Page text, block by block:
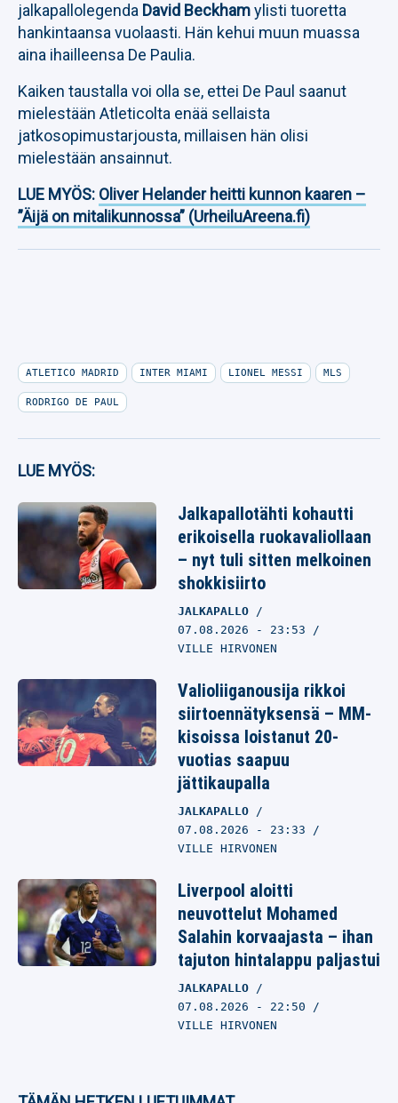
jalkapallolegenda David Beckhamylisti tuoretta
hankintaansa vuolaasti. Hän kehui muun muassa
aina ihailleensa De Paulia.
Kaiken taustalla voi olla se, ettei De Paul saanut
mielestään Atleticolta enää sellaista
jatkosopimustarjousta, millaisen hän olisi
mielestään ansainnut.
LUE MYÖS: Oliver Helander heitti kunnon kaaren –
”Äijä on mitalikunnossa” (UrheiluAreena.fi)
ATLETICO MADRID INTER MIAMI LIONEL MESSI MLS
RODRIGO DE PAUL
LUE MYÖS:
Jalkapallotähti kohautti
erikoisella ruokavaliollaan
– nyt tuli sitten melkoinen
shokkisiirto
JALKAPALLO
07.08.2026 - 23:53
VILLE HIRVONEN
Valioliiganousija rikkoi
siirtoennätyksensä – MM-
kisoissa loistanut 20-
vuotias saapuu
jättikaupalla
JALKAPALLO
07.08.2026 - 23:33
VILLE HIRVONEN
Liverpool aloitti
neuvottelut Mohamed
Salahin korvaajasta – ihan
tajuton hintalappu paljastui
JALKAPALLO
07.08.2026 - 22:50
VILLE HIRVONEN